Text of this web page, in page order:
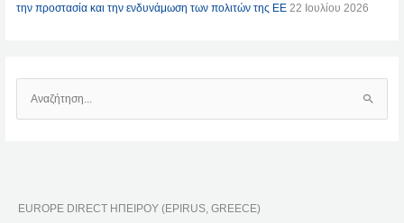
την προστασία και την ενδυνάμωση των πολιτών της ΕΕ 22 Ιουλίου 2026
Ν
ΤEUROPE DIRECT ΗΠΕΙΡΟΥ (EPIRUS, GREECE)